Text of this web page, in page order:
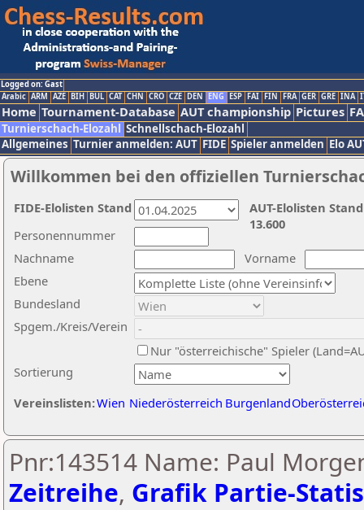
Logged on: Gast
Arabic ARM AZE BIH BUL CAT CHN CRO CZE DEN ENG ESP FAI FIN FRA GER GRE INA
Home Tournament-Database AUT championship Pictures
Turnierschach-Elozahl Schnellschach-Elozahl
Allgemeines Turnier anmelden: AUT FIDE Spieler anmelden Elo
Willkommen bei den offiziellen
Nachname
Vorname
Ebene
Sortierung
Personennummer
Bundesland
Spgem./Kreis/Verein
Nur "österreichische" Spieler
Vereinslisten:Wien Niederösterreich Burgenland
AUT-Elolisten
13.600
FIDE-Elolisten Stand
Pnr:143514 Name: Paul
Zeitreihe, Grafik Partie-